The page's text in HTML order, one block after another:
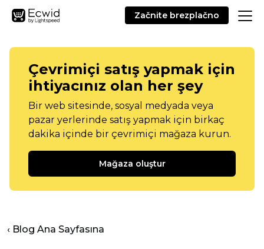
Začnite brezplačno
Çevrimiçi satış yapmak için
ihtiyacınız olan her şey
Bir web sitesinde, sosyal medyada veya
pazar yerlerinde satış yapmak için birkaç
dakika içinde bir çevrimiçi mağaza kurun.
Mağaza oluştur
‹ Blog Ana Sayfasına